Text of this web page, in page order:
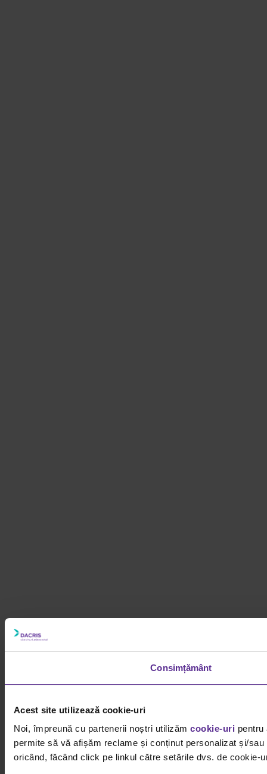
Consimțământ
Acest site utilizează cookie-uri
Noi, împreună cu partenerii noștri utilizăm cookie-uri
permite să vă afișăm reclame și conținut personalizat și/
oricând, făcând click pe linkul către setările dvs. de cookie-